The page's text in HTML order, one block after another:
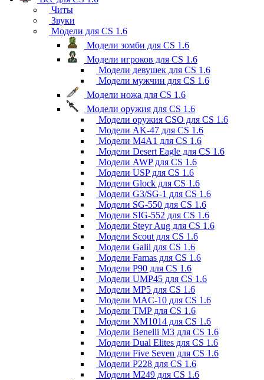
Читы
Звуки
Модели для CS 1.6
Модели зомби для CS 1.6
Модели игроков для CS 1.6
Модели девушек для CS 1.6
Модели мужчин для CS 1.6
Модели ножа для CS 1.6
Модели оружия для CS 1.6
Модели оружия CSO для CS 1.6
Модели AK-47 для CS 1.6
Модели M4A1 для CS 1.6
Модели Desert Eagle для CS 1.6
Модели AWP для CS 1.6
Модели USP для CS 1.6
Модели Glock для CS 1.6
Модели G3/SG-1 для CS 1.6
Модели SG-550 для CS 1.6
Модели SIG-552 для CS 1.6
Модели Steyr Aug для CS 1.6
Модели Scout для CS 1.6
Модели Galil для CS 1.6
Модели Famas для CS 1.6
Модели P90 для CS 1.6
Модели UMP45 для CS 1.6
Модели MP5 для CS 1.6
Модели MAC-10 для CS 1.6
Модели TMP для CS 1.6
Модели XM1014 для CS 1.6
Модели Benelli M3 для CS 1.6
Модели Dual Elites для CS 1.6
Модели Five Seven для CS 1.6
Модели P228 для CS 1.6
Модели M249 для CS 1.6